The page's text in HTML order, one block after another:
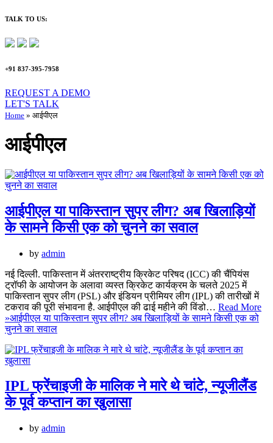
TALK TO US:
+91 837-395-7958
REQUEST A DEMO​
LET'S TALK
Home » आईपीएल
आईपीएल
आईपीएल या पाकिस्तान सुपर लीग? अब खिलाड़ियों
के सामने किसी एक को चुनने का सवाल
by admin
नई दिल्ली. पाकिस्तान में अंतरराष्ट्रीय क्रिकेट परिषद (ICC) की चैंपियंस
ट्रॉफी के आयोजन के अलावा व्यस्त क्रिकेट कार्यक्रम के चलते 2025 में
पाकिस्तान सुपर लीग (PSL) और इंडियन प्रीमियर लीग (IPL) की तारीखों में
टकराव की पूरी संभावना है. आईपीएल की ढाई महीने की विंडो… Read More
»आईपीएल या पाकिस्तान सुपर लीग? अब खिलाड़ियों के सामने किसी एक को
चुनने का सवाल
IPL फ्रेंचाइजी के मालिक ने मारे थे चांटे, न्यूजीलैंड
के पूर्व कप्तान का खुलासा
by admin